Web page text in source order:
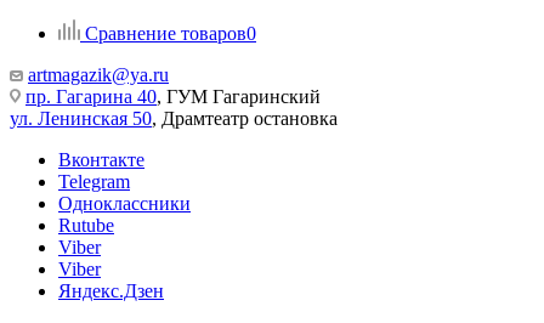
Сравнение товаров0
artmagazik@ya.ru
пр. Гагарина 40, ГУМ Гагаринский
ул. Ленинская 50, Драмтеатр остановка
Вконтакте
Telegram
Одноклассники
Rutube
Viber
Viber
Яндекс.Дзен